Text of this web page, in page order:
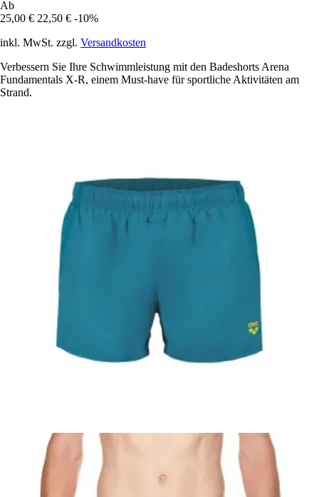
Ab
25,00 € 22,50 € -10%
inkl. MwSt. zzgl. Versandkosten
Verbessern Sie Ihre Schwimmleistung mit den Badeshorts Arena
Fundamentals X-R, einem Must-have für sportliche Aktivitäten am
Strand.